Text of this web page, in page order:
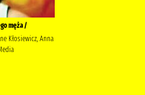
męża /
Kłosiewicz, Anna